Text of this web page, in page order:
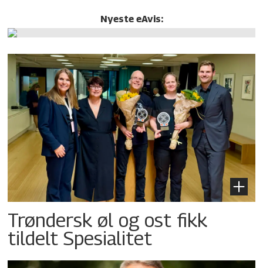
Nyeste eAvis:
Trøndersk øl og ost fikk
tildelt Spesialitet